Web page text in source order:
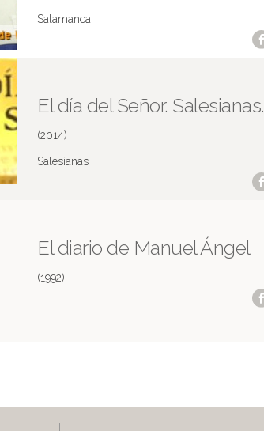
Salamanca
El día del Señor. Salesianas.
(2014)
Salesianas
El diario de Manuel Ángel
(1992)